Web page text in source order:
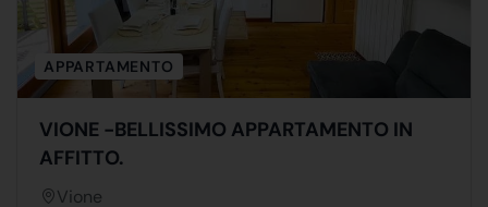
APPARTAMENTO
VIONE -BELLISSIMO APPARTAMENTO IN
AFFITTO.
Vione